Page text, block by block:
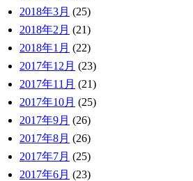
2018年3月 (25)
2018年2月 (21)
2018年1月 (22)
2017年12月 (23)
2017年11月 (21)
2017年10月 (25)
2017年9月 (26)
2017年8月 (26)
2017年7月 (25)
2017年6月 (23)